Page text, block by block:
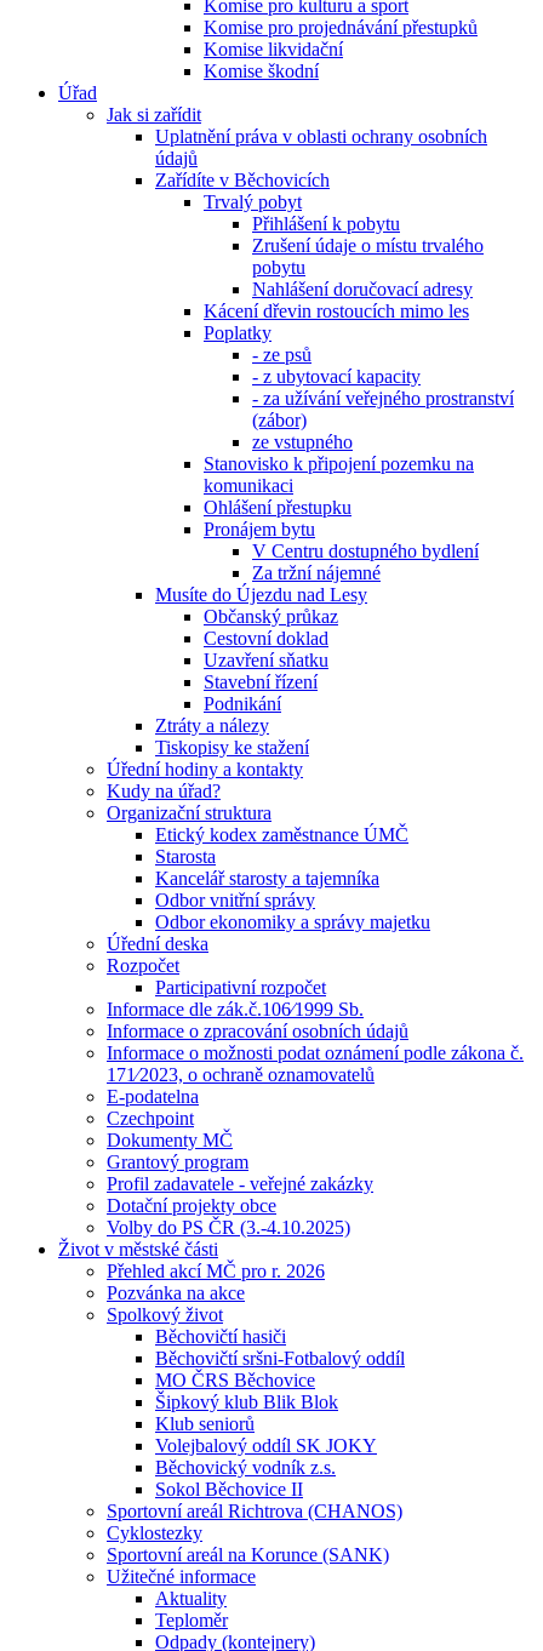
Komise pro kulturu a sport
Komise pro projednávání přestupků
Komise likvidační
Komise škodní
Úřad
Jak si zařídit
Uplatnění práva v oblasti ochrany osobních
údajů
Zařídíte v Běchovicích
Trvalý pobyt
Přihlášení k pobytu
Zrušení údaje o místu trvalého
pobytu
Nahlášení doručovací adresy
Kácení dřevin rostoucích mimo les
Poplatky
- ze psů
- z ubytovací kapacity
- za užívání veřejného prostranství
(zábor)
ze vstupného
Stanovisko k připojení pozemku na
komunikaci
Ohlášení přestupku
Pronájem bytu
V Centru dostupného bydlení
Za tržní nájemné
Musíte do Újezdu nad Lesy
Občanský průkaz
Cestovní doklad
Uzavření sňatku
Stavební řízení
Podnikání
Ztráty a nálezy
Tiskopisy ke stažení
Úřední hodiny a kontakty
Kudy na úřad?
Organizační struktura
Etický kodex zaměstnance ÚMČ
Starosta
Kancelář starosty a tajemníka
Odbor vnitřní správy
Odbor ekonomiky a správy majetku
Úřední deska
Rozpočet
Participativní rozpočet
Informace dle zák.č.106⁄1999 Sb.
Informace o zpracování osobních údajů
Informace o možnosti podat oznámení podle zákona č.
171⁄2023, o ochraně oznamovatelů
E-podatelna
Czechpoint
Dokumenty MČ
Grantový program
Profil zadavatele - veřejné zakázky
Dotační projekty obce
Volby do PS ČR (3.-4.10.2025)
Život v městské části
Přehled akcí MČ pro r. 2026
Pozvánka na akce
Spolkový život
Běchovičtí hasiči
Běchovičtí sršni-Fotbalový oddíl
MO ČRS Běchovice
Šipkový klub Blik Blok
Klub seniorů
Volejbalový oddíl SK JOKY
Běchovický vodník z.s.
Sokol Běchovice II
Sportovní areál Richtrova (CHANOS)
Cyklostezky
Sportovní areál na Korunce (SANK)
Užitečné informace
Aktuality
Teploměr
Odpady (kontejnery)